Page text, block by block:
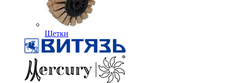
Щетки